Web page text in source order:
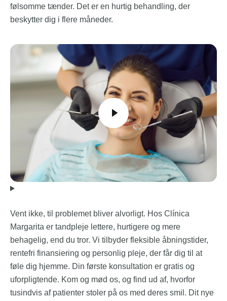
følsomme tænder. Det er en hurtig behandling, der
beskytter dig i flere måneder.
Vent ikke, til problemet bliver alvorligt. Hos Clínica
Margarita er tandpleje lettere, hurtigere og mere
behagelig, end du tror. Vi tilbyder fleksible åbningstider,
rentefri finansiering og personlig pleje, der får dig til at
føle dig hjemme. Din første konsultation er gratis og
uforpligtende. Kom og mød os, og find ud af, hvorfor
tusindvis af patienter stoler på os med deres smil. Dit nye